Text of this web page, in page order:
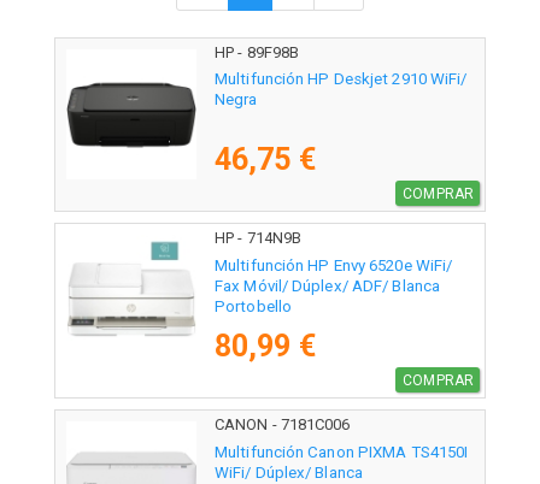
HP - 89F98B
Multifunción HP Deskjet 2910 WiFi/
Negra
46,75 €
COMPRAR
HP - 714N9B
Multifunción HP Envy 6520e WiFi/
Fax Móvil/ Dúplex/ ADF/ Blanca
Portobello
80,99 €
COMPRAR
CANON - 7181C006
Multifunción Canon PIXMA TS4150I
WiFi/ Dúplex/ Blanca